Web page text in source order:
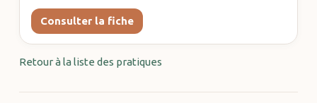
Consulter la fiche
Retour à la liste des pratiques